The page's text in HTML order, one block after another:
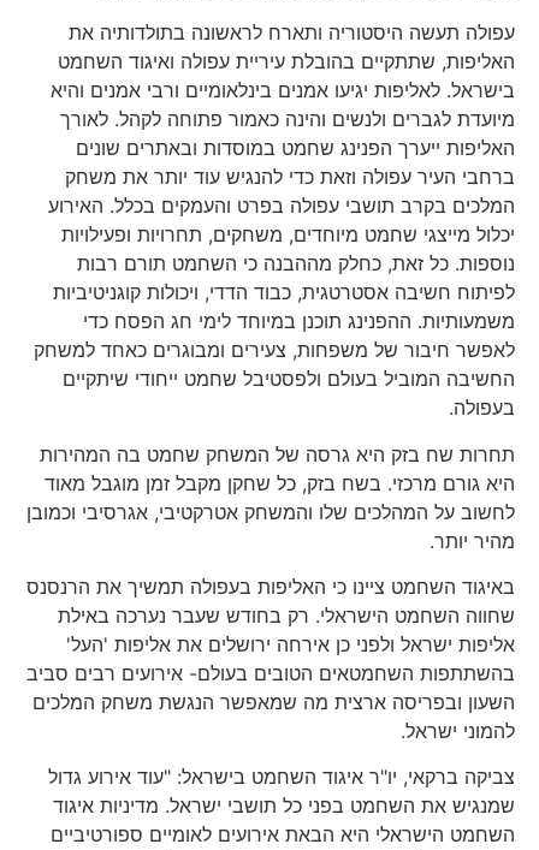
עפולה תעשה היסטוריה ותארח לראשונה בתולדותיה את
האליפות, שתתקיים בהובלת עיריית עפולה ואיגוד השחמט
בישראל. לאליפות יגיעו אמנים בינלאומיים ורבי אמנים והיא
מיועדת לגברים ולנשים והינה כאמור פתוחה לקהל. לאורך
האליפות ייערך הפנינג שחמט במוסדות ובאתרים שונים
ברחבי העיר עפולה וזאת כדי להנגיש עוד יותר את משחק
המלכים בקרב תושבי עפולה בפרט והעמקים בכלל. האירוע
יכלול מייצגי שחמט מיוחדים, משחקים, תחרויות ופעילויות
נוספות. כל זאת, כחלק מההבנה כי השחמט תורם רבות
לפיתוח חשיבה אסטרטגית, כבוד הדדי, ויכולות קוגניטיביות
משמעותיות. ההפנינג תוכנן במיוחד לימי חג הפסח כדי
לאפשר חיבור של משפחות, צעירים ומבוגרים כאחד למשחק
החשיבה המוביל בעולם ולפסטיבל שחמט ייחודי שיתקיים
בעפולה.
תחרות שח בזק היא גרסה של המשחק שחמט בה המהירות
היא גורם מרכזי. בשח בזק, כל שחקן מקבל זמן מוגבל מאוד
לחשוב על המהלכים שלו והמשחק אטרקטיבי, אגרסיבי וכמובן
מהיר יותר.
באיגוד השחמט ציינו כי האליפות בעפולה תמשיך את הרנסנס
שחווה השחמט הישראלי. רק בחודש שעבר נערכה באילת
אליפות ישראל ולפני כן אירחה ירושלים את אליפות 'העל'
בהשתתפות השחמטאים הטובים בעולם- אירועים רבים סביב
השעון ובפריסה ארצית מה שמאפשר הנגשת משחק המלכים
להמוני ישראל.
צביקה ברקאי, יו"ר איגוד השחמט בישראל: "עוד אירוע גדול
שמנגיש את השחמט בפני כל תושבי ישראל. מדיניות איגוד
השחמט הישראלי היא הבאת אירועים לאומיים ספורטיביים